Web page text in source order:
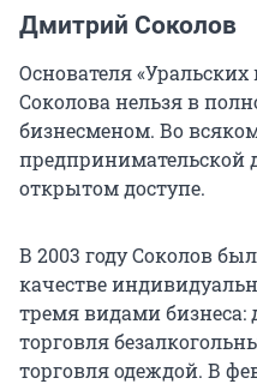
Дмитрий Соколов
Основателя
Соколова нельзя в
бизнесменом. Во
предпринимательской
открытом доступе.
В 2003 году Соколов
качестве
тремя видами бизнеса:
торговля
торговля одеждой. В